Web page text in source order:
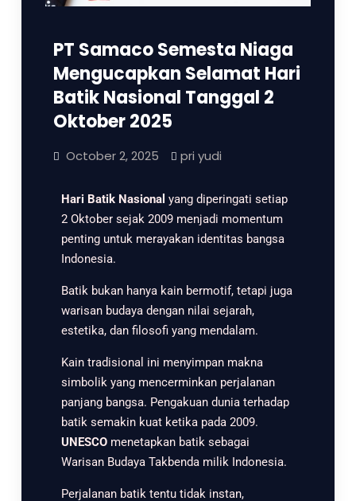
PT Samaco Semesta Niaga
Mengucapkan Selamat Hari
Batik Nasional Tanggal 2
Oktober 2025
October 2, 2025 pri yudi
Hari Batik Nasional yang diperingati setiap
2 Oktober sejak 2009 menjadi momentum
penting untuk merayakan identitas bangsa
Indonesia.
Batik bukan hanya kain bermotif, tetapi juga
warisan budaya dengan nilai sejarah,
estetika, dan filosofi yang mendalam.
Kain tradisional ini menyimpan makna
simbolik yang mencerminkan perjalanan
panjang bangsa. Pengakuan dunia terhadap
batik semakin kuat ketika pada 2009.
UNESCOmenetapkan batik sebagai
Warisan Budaya Takbenda milik Indonesia.
Perjalanan batik tentu tidak instan,